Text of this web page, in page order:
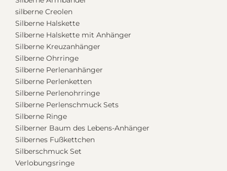
silberne Creolen
Silberne Halskette
Silberne Halskette mit Anhänger
Silberne Kreuzanhänger
Silberne Ohrringe
Silberne Perlenanhänger
Silberne Perlenketten
Silberne Perlenohrringe
Silberne Perlenschmuck Sets
Silberne Ringe
Silberner Baum des Lebens-Anhänger
Silbernes Fußkettchen
Silberschmuck Set
Verlobungsringe